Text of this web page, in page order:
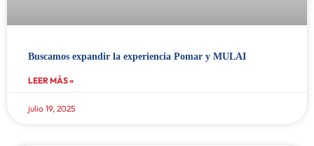
Buscamos expandir la experiencia Pomar y MULAI
LEER MÁS »
julio 19, 2025